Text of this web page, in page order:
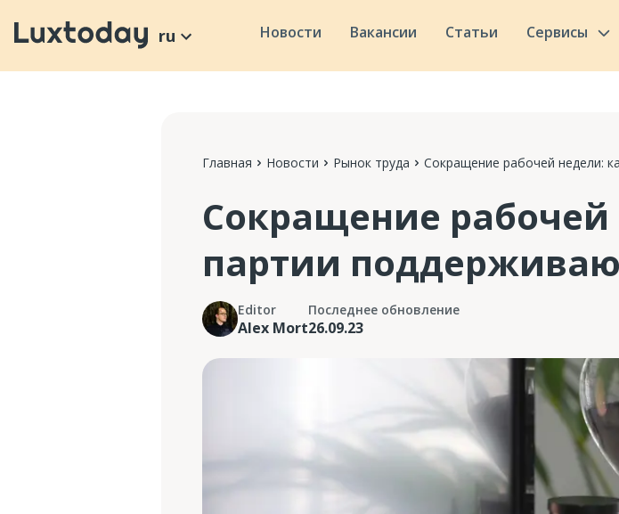
ru Новости Вакансии Статьи Сервисы
Главная Новости Рынок труда Сокращение рабочей недели:
Сокращение рабочей
партии
Editor
Alex Mort
Последнее обновление
26.09.23